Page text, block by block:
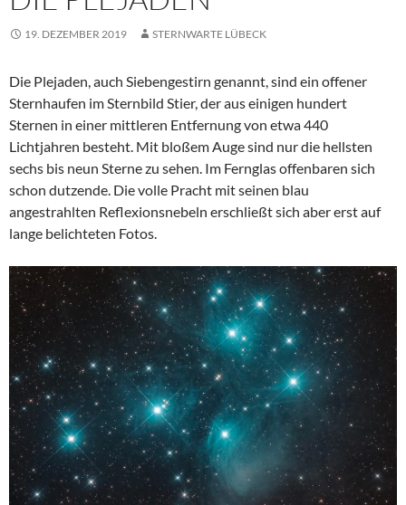
19. DEZEMBER 2019 STERNWARTE LÜBECK
Die Plejaden, auch Siebengestirn genannt, sind ein offener
Sternhaufen im Sternbild Stier, der aus einigen hundert
Sternen in einer mittleren Entfernung von etwa 440
Lichtjahren besteht. Mit bloßem Auge sind nur die hellsten
sechs bis neun Sterne zu sehen. Im Fernglas offenbaren sich
schon dutzende. Die volle Pracht mit seinen blau
angestrahlten Reflexionsnebeln erschließt sich aber erst auf
lange belichteten Fotos.